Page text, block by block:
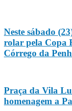
Neste sábado
rolar pela Copa
Córrego da
Praça da Vila
homenagem a